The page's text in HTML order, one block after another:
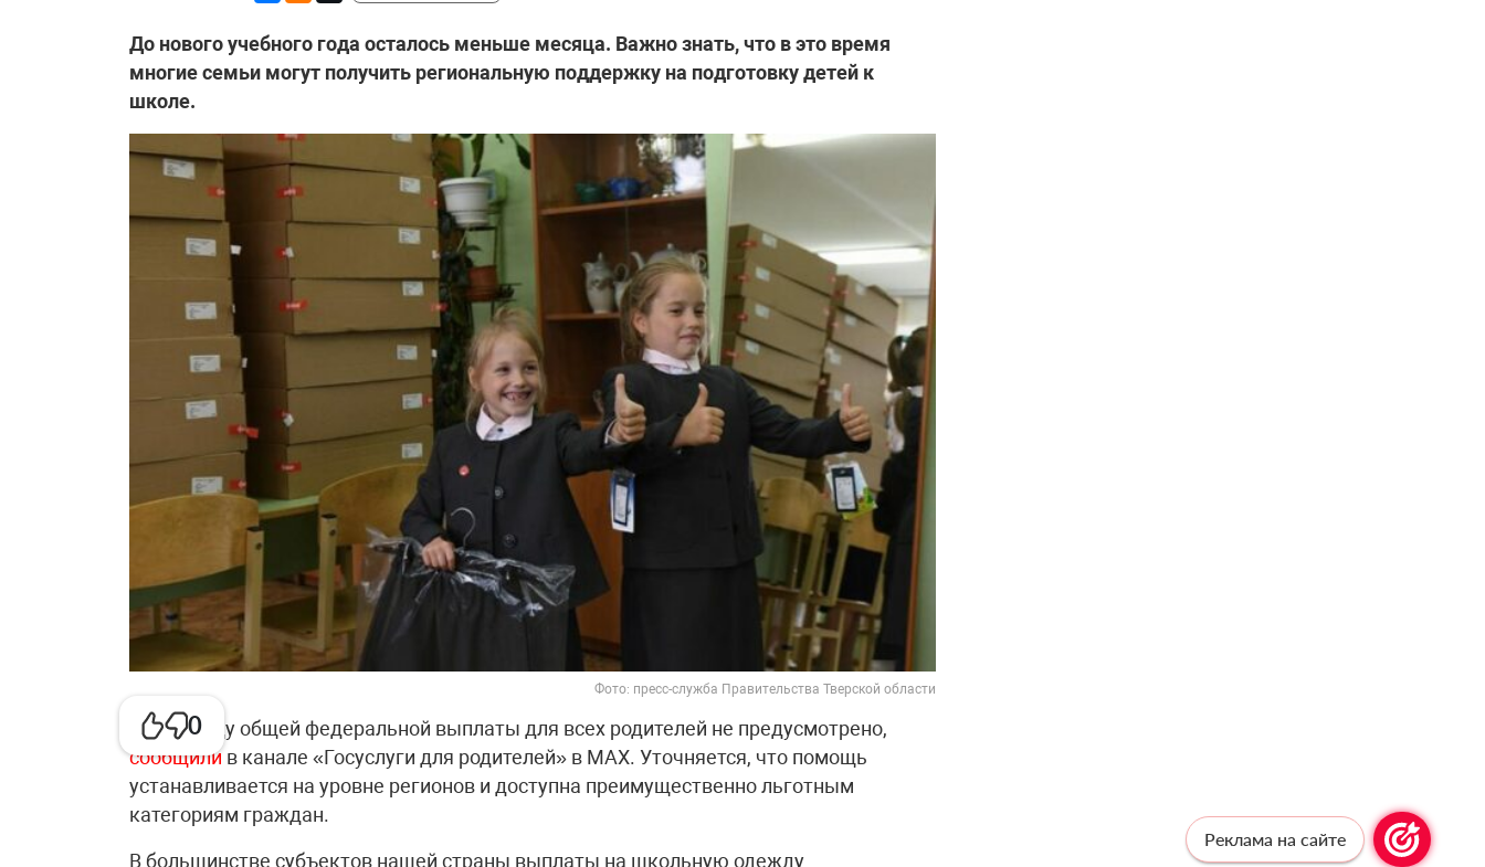
0
До нового учебного года осталось меньше месяца. Важно знать, что в это время
многие семьи могут получить региональную поддержку на подготовку детей к
школе.
Фото: пресс-служба Правительства Тверской области
В 2026 году общей федеральной выплаты для всех родителей не предусмотрено,
сообщили в канале «Госуслуги для родителей» в МАХ. Уточняется, что помощь
устанавливается на уровне регионов и доступна преимущественно льготным
категориям граждан.
В большинстве субъектов нашей страны выплаты на школьную одежду
Реклама на сайте